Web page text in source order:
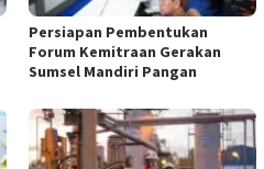
Persiapan Pembentukan
Forum Kemitraan Gerakan
Sumsel Mandiri Pangan